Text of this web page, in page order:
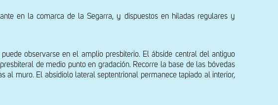
en la comarca de la Segarra, y dispuestos en hiladas regulares y
observarse en el amplio presbiterio. El ábside central del antiguo
de medio punto en gradación. Recorre la base de las bóvedas
al muro. El absidiolo lateral septentrional permanece tapiado al interior,